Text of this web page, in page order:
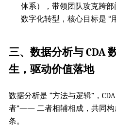
体系），带领团队攻克跨
数字化转型，核心目标是 “
三、数据分析与 CDA
生，驱动价值落地
数据分析是 “方法与逻辑”，
者”—— 二者相辅相成，共同构
条。